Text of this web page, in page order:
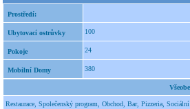
Prostředí:
Ubytovací ostrůvky 100
Pokoje 24
Mobilní Domy 380
Restaurace, Společenský program, Obchod, Bar, Pizzeria,